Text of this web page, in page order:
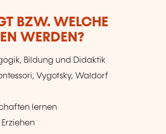
BZW. WELCHE
WERDEN?
Bildung und Didaktik
Vygotsky, Waldorf
lernen